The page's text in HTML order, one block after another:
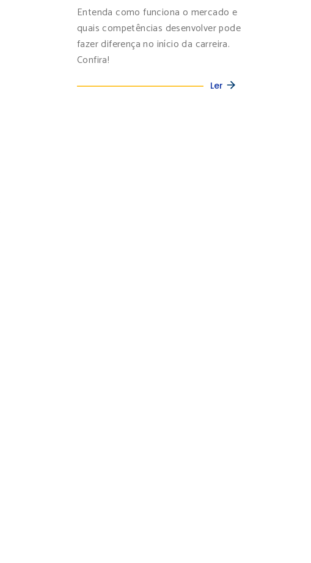
Entenda como funciona o mercado e
quais competências desenvolver pode
fazer diferença no início da carreira.
Confira!
Ler